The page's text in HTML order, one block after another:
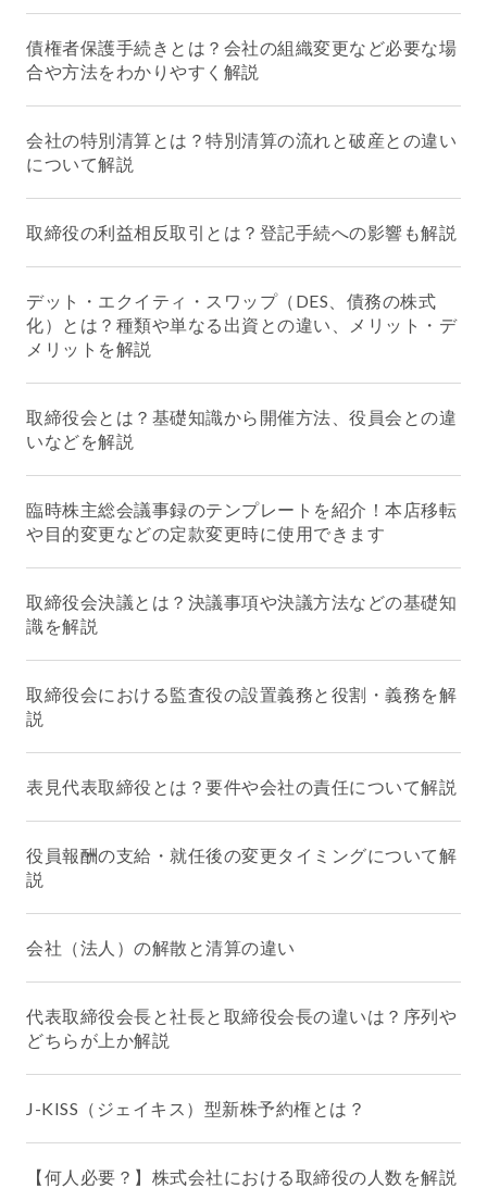
債権者保護手続きとは？会社の組織変更など必要な場
合や方法をわかりやすく解説
会社の特別清算とは？特別清算の流れと破産との違い
について解説
取締役の利益相反取引とは？登記手続への影響も解説
デット・エクイティ・スワップ（DES、債務の株式
化）とは？種類や単なる出資との違い、メリット・デ
メリットを解説
取締役会とは？基礎知識から開催方法、役員会との違
いなどを解説
臨時株主総会議事録のテンプレートを紹介！本店移転
や目的変更などの定款変更時に使用できます
取締役会決議とは？決議事項や決議方法などの基礎知
識を解説
取締役会における監査役の設置義務と役割・義務を解
説
表見代表取締役とは？要件や会社の責任について解説
役員報酬の支給・就任後の変更タイミングについて解
説
会社（法人）の解散と清算の違い
代表取締役会長と社長と取締役会長の違いは？序列や
どちらが上か解説
J-KISS（ジェイキス）型新株予約権とは？
【何人必要？】株式会社における取締役の人数を解説